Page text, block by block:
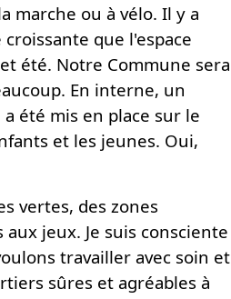
marche ou à vélo. Il y a
que l'espace
été. Notre Commune sera
En interne, un
été mis en place sur le
et les jeunes. Oui,
vertes, des zones
jeux. Je suis consciente
travailler avec soin et
sûres et agréables à